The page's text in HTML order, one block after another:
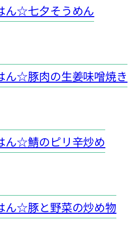
ん☆七夕そうめん
☆豚肉の生姜味噌焼き
ん☆鯖のピリ辛炒め
ん☆豚と野菜の炒め物